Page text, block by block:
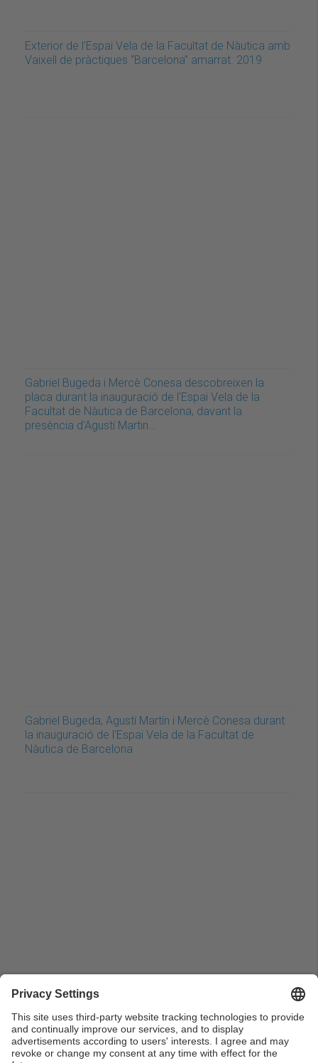
Exterior de l'Espai Vela de la Facultat de Nàutica amb
Vaixell de pràctiques “Barcelona” amarrat. 2019
Gabriel Bugeda i Mercè Conesa descobreixen la
placa durant la inauguració de l'Espai Vela de la
Facultat de Nàutica de Barcelona, davant la
presència d'Agustí Martin…
Gabriel Bugeda, Agustí Martín i Mercè Conesa durant
la inauguració de l'Espai Vela de la Facultat de
Nàutica de Barcelona
Professorat de la Facultat de Nàutica de Barcelona